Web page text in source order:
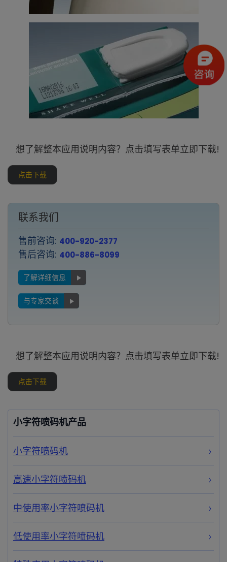
想了解整本应用说明内容？点击填写表单立即下载!
点击下载
联系我们
售前咨询: 400-920-2377
售后咨询: 400-886-8099
了解详细信息
与专家交谈
想了解整本应用说明内容？点击填写表单立即下载!
点击下载
小字符喷码机产品
小字符喷码机
高速小字符喷码机
中使用率小字符喷码机
低使用率小字符喷码机